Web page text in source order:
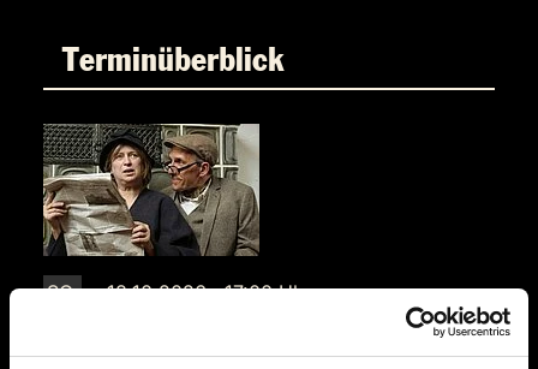
Terminüberblick
SO.
18.10.2026 17:00 Uhr